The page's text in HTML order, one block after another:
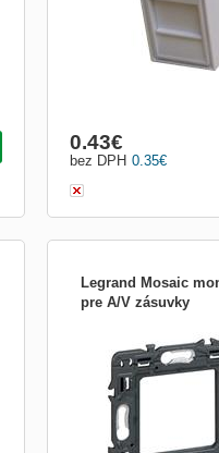
0.35€
bez DPH
0.43€
Legrand Mosaic
pre A/V zásuvky
Kabel video/audio -
/audio - RCA (M) do
dvojitě stíněný stočený